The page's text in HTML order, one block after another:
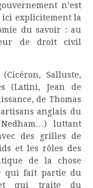
n’est
ici explicitement la
du savoir : au
de droit civil
Salluste,
(Latini, Jean de
de Thomas
anglais du
luttant
des grilles de
et les rôles des
de la chose
qui fait partie du
et qui traite du